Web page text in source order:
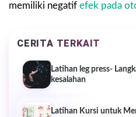
memiliki negatif efek pada
CERITA TERKAIT
Latihan leg press-
kesalahan
Latihan Kursi untuk